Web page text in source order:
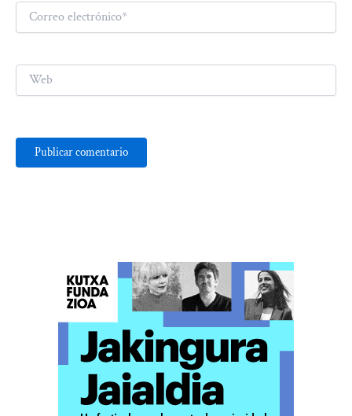
Correo
electrónico*
Web